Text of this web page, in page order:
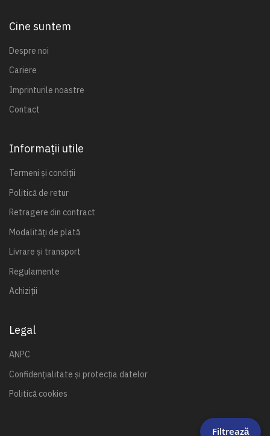
Cine suntem
Despre noi
Cariere
Imprinturile noastre
Contact
Informații utile
Termeni și condiții
Politică de retur
Retragere din contract
Modalități de plată
Livrare și transport
Regulamente
Achiziții
Legal
ANPC
Confidențialitate și protecția datelor
Politică cookies
Filtrează